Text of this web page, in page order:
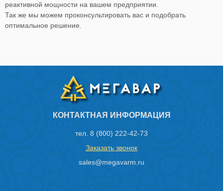
реактивной мощности на вашем предприятии.
Так же мы можем проконсультировать вас и подобрать
оптимальное решение.
КОНТАКТНАЯ ИНФОРМАЦИЯ
тел. 8 (800) 222-42-73
Заказать звонок
sales@megavarm.ru